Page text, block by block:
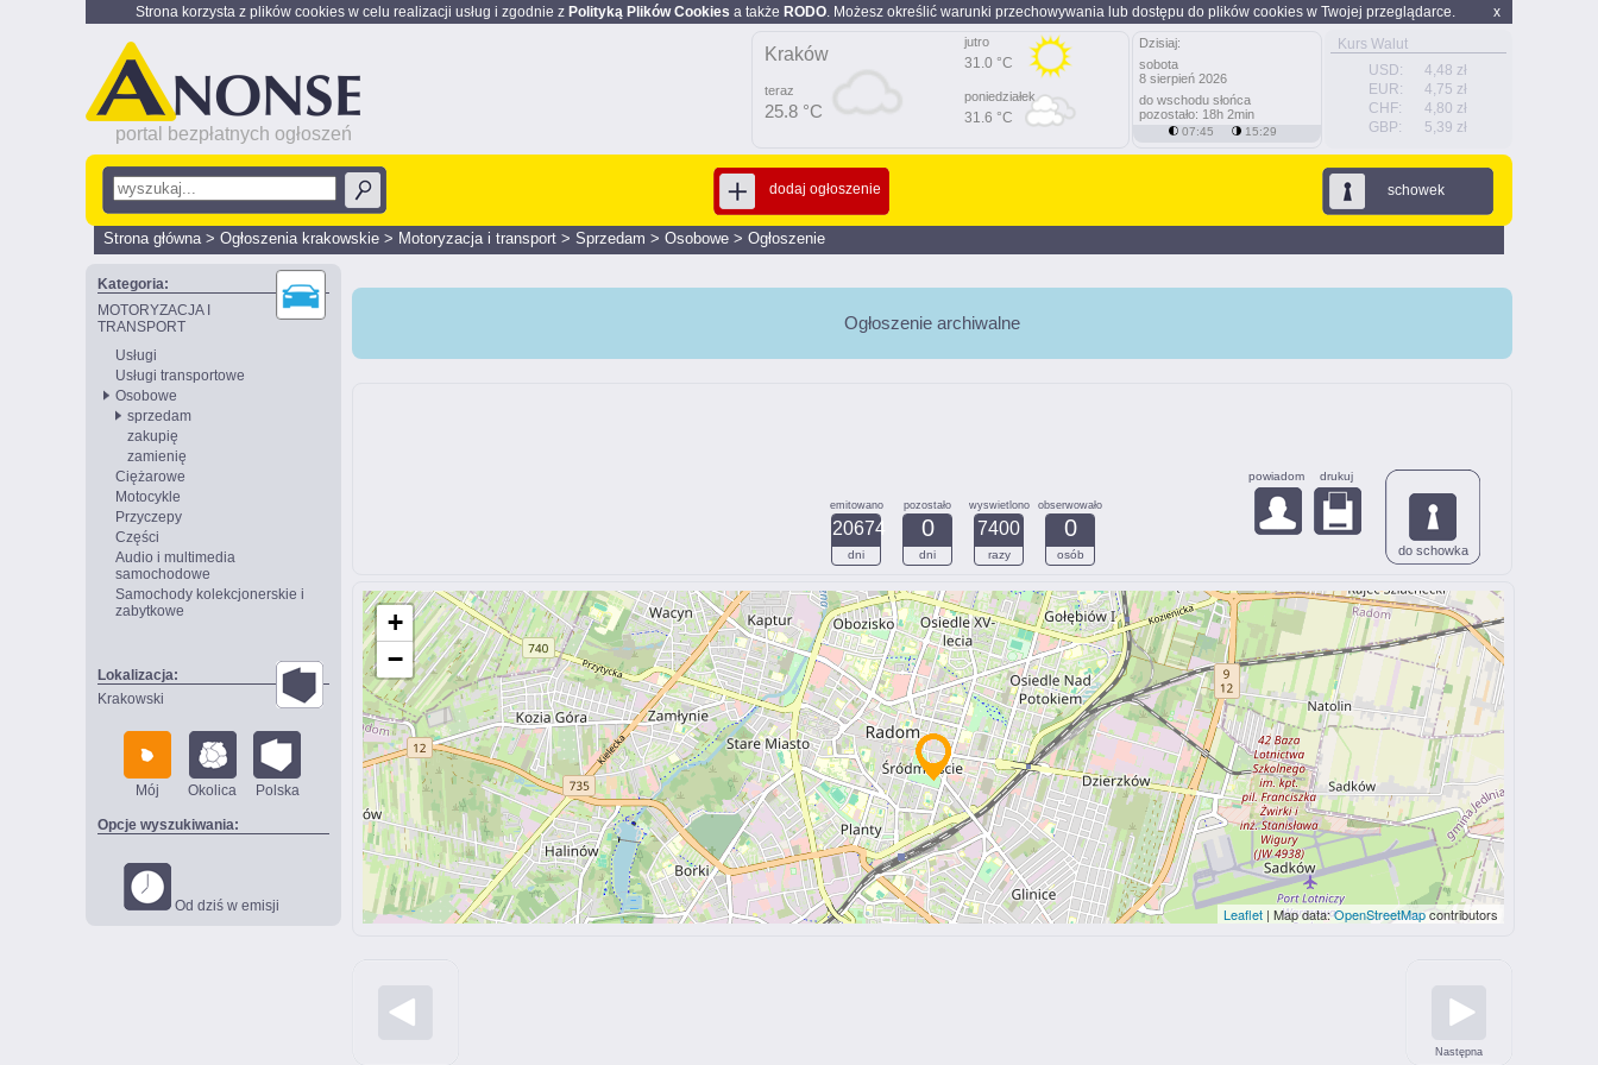
x
Strona korzysta z plików cookies w celu realizacji usług i zgodnie z Polityką Plików Cookies a także RODO. Możesz określić warunki przechowywania lub dostępu do plików cookies w Twojej przeglądarce.
portal bezpłatnych ogłoszeń
Kurs Walut
USD:
4,48 zł
EUR:
4,75 zł
CHF:
4,80 zł
GBP:
5,39 zł
Kraków
teraz
25.8 °C
jutro
31.0 °C
poniedziałek
31.6 °C
Dzisiaj:
sobota
8 sierpień 2026
do wschodu słońca
pozostało: 18h 2min
07:45 15:29
schowek
dodaj ogłoszenie
Strona główna> Ogłoszenia krakowskie > Motoryzacja i transport > Sprzedam > Osobowe > Ogłoszenie
Kategoria:
MOTORYZACJA I
TRANSPORT
Usługi
Usługi transportowe
Osobowe
sprzedam
zakupię
zamienię
Ciężarowe
Motocykle
Przyczepy
Części
Audio i multimedia
samochodowe
Samochody kolekcjonerskie i
zabytkowe
Lokalizacja:
Krakowski
Mój Okolica Polska
Opcje wyszukiwania:
Od dziś w emisji
Ogłoszenie archiwalne
emitowano
20674
dni
pozostało
0
dni
wyswietlono
7400
razy
obserwowało
0
osób do schowka
powiadom drukuj
+
−
Leaflet | Map data:OpenStreetMapcontributors
Następna